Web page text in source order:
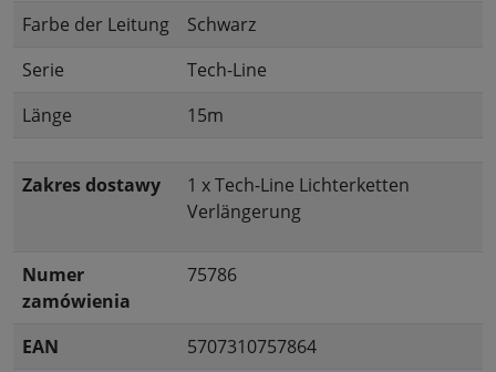
Farbe der Leitung
Schwarz
Serie
Tech-Line
Länge
15m
Zakres dostawy
1 x Tech-Line Lichterketten
Verlängerung
Numer
zamówienia
75786
EAN 5707310757864